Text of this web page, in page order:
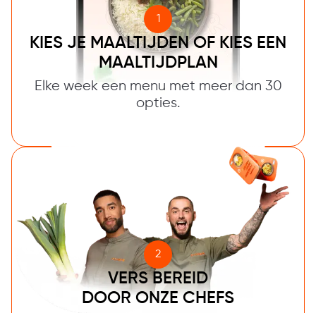
1
KIES JE MAALTIJDEN OF KIES EEN
MAALTIJDPLAN
Elke week een menu met meer dan 30
opties.
2
VERS BEREID
DOOR ONZE CHEFS